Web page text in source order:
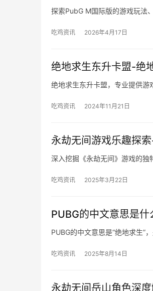
探索PubG M国际版的游戏玩法
吃鸡资讯 2026年4月17日
绝地求生东升卡盟-绝
绝地求生东升卡盟，专业提供游
吃鸡资讯 2024年11月21日
永劫无间游戏乐趣探
深入挖掘《永劫无间》游戏的独
吃鸡资讯 2025年3月22日
PUBG的中文意思是
PUBG的中文意思是“绝地求生”
吃鸡资讯 2025年8月14日
永劫无间岳山角色深